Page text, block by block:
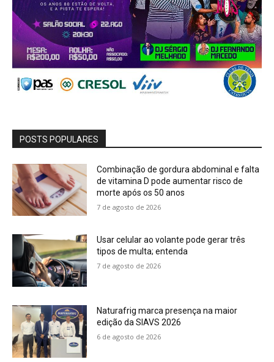
POSTS POPULARES
Combinação de gordura abdominal e falta
de vitamina D pode aumentar risco de
morte após os 50 anos
7 de agosto de 2026
Usar celular ao volante pode gerar três
tipos de multa; entenda
7 de agosto de 2026
Naturafrig marca presença na maior
edição da SIAVS 2026
6 de agosto de 2026